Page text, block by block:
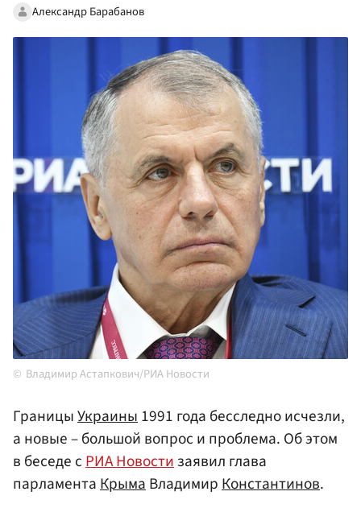
Александр Барабанов
Владимир Астапкович/РИА Новости
ГраницыУкраины1991 года бесследно исчезли,
а новые – большой вопрос и проблема. Об этом
в беседе сРИА Новостизаявил глава
парламентаКрымаВладимирКонстантинов.